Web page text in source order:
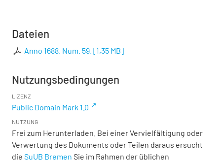
Dateien
Anno 1688. Num. 59. [1,35 MB]
Nutzungsbedingungen
LIZENZ
Public Domain Mark 1.0
NUTZUNG
Frei zum Herunterladen. Bei einer Vervielfältigung oder
Verwertung des Dokuments oder Teilen daraus ersucht
die SuUB Bremen Sie im Rahmen der üblichen